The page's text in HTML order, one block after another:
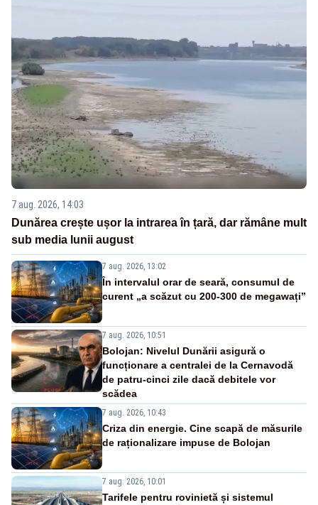
7 aug. 2026, 14:03
Dunărea crește ușor la intrarea în țară, dar rămâne mult
sub media lunii august
7 aug. 2026, 13:02
În intervalul orar de seară, consumul de
curent „a scăzut cu 200-300 de megawați”
7 aug. 2026, 10:51
Bolojan: Nivelul Dunării asigură o
funcționare a centralei de la Cernavodă
de patru-cinci zile dacă debitele vor
scădea
7 aug. 2026, 10:43
Criza din energie. Cine scapă de măsurile
de raționalizare impuse de Bolojan
7 aug. 2026, 10:01
Tarifele pentru rovinietă și sistemul